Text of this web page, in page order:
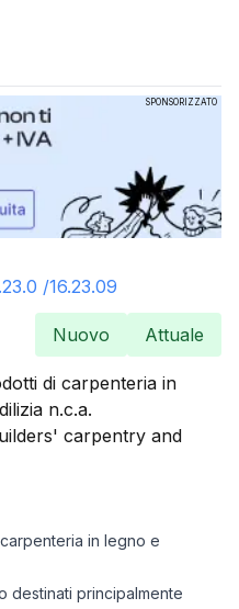
SPONSORIZZATO
/16.23.09
Nuovo Attuale
di carpenteria in
n.c.a.
carpentry and
in legno e
destinati principalmente